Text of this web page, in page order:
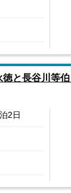
徳と長谷川等
2日